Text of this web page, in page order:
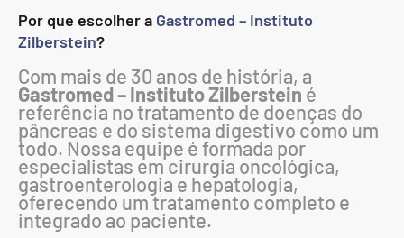
Por que escolher a Gastromed – Instituto
Zilberstein?
Com mais de 30 anos de história, a
Gastromed – Instituto Zilberstein é
referência no tratamento de doenças do
pâncreas e do sistema digestivo como um
todo. Nossa equipe é formada por
especialistas em cirurgia oncológica,
gastroenterologia e hepatologia,
oferecendo um tratamento completo e
integrado ao paciente.